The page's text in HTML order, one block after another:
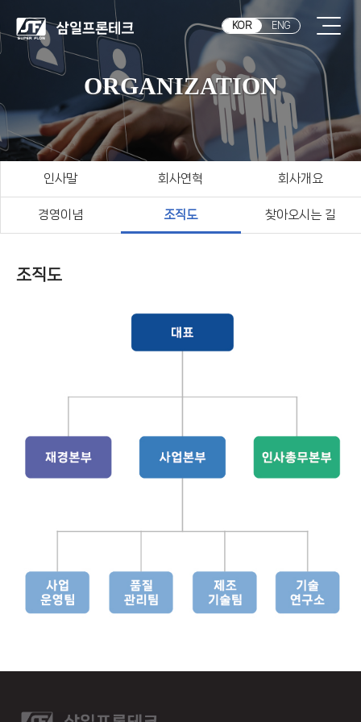
KOR ENG
ORGANIZATION
인사말 회사연혁 회사개요
경영이념 조직도 찾아오시는 길
조직도